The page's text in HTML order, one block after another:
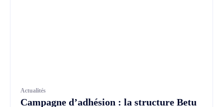
Actualités
Campagne d’adhésion : la structure Betu